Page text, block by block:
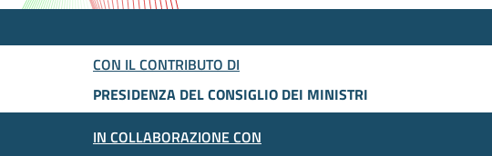
CON IL CONTRIBUTO DI
PRESIDENZA DEL CONSIGLIO DEI MINISTRI
IN COLLABORAZIONE CON